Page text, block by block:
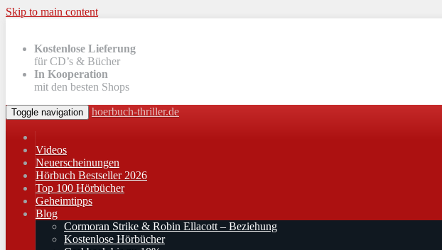
Skip to main content
Kostenlose Lieferung
für CD’s & Bücher
In Kooperation
mit den besten Shops
Toggle navigation hoerbuch-thriller.de
Videos
Neuerscheinungen
Hörbuch Bestseller 2026
Top 100 Hörbücher
Geheimtipps
Blog
Cormoran Strike & Robin Ellacott – Beziehung
Kostenlose Hörbücher